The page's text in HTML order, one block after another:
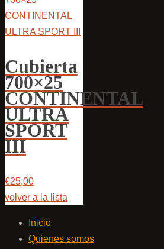
Cubierta
700×25
CONTINENTAL
ULTRA
SPORT
III
€25,00
volver a la lista
Inicio
Quienes somos